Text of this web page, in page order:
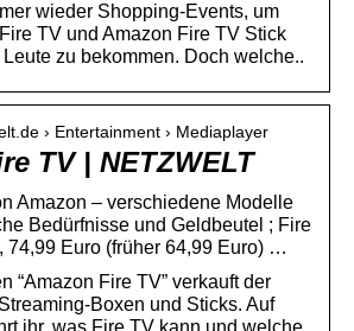
wieder Shopping-Events, um
TV und Amazon Fire TV Stick
zu bekommen. Doch welche..
› Entertainment › Mediaplayer
TV | NETZWELT
Amazon – verschiedene Modelle
Bedürfnisse und Geldbeutel ; Fire
74,99 Euro (früher 64,99 Euro) …
“Amazon Fire TV” verkauft der
Boxen und Sticks. Auf